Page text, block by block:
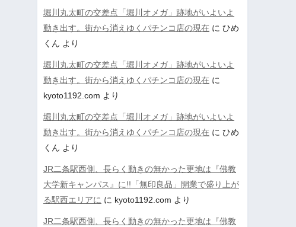
堀川丸太町の交差点「堀川オメガ」跡地がいよいよ
動き出す。街から消えゆくパチンコ店の現在 に ひめ
くん より
堀川丸太町の交差点「堀川オメガ」跡地がいよいよ
動き出す。街から消えゆくパチンコ店の現在 に
kyoto1192.com より
堀川丸太町の交差点「堀川オメガ」跡地がいよいよ
動き出す。街から消えゆくパチンコ店の現在 に ひめ
くん より
JR二条駅西側、長らく動きの無かった更地は『佛教
大学新キャンパス』に!!「無印良品」開業で盛り上が
る駅西エリアに に kyoto1192.com より
JR二条駅西側、長らく動きの無かった更地は『佛教